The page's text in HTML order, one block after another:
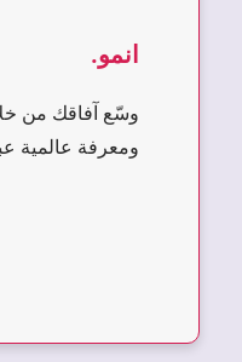
انمو.
وسّع آفاقك من
ومعرفة عالمية